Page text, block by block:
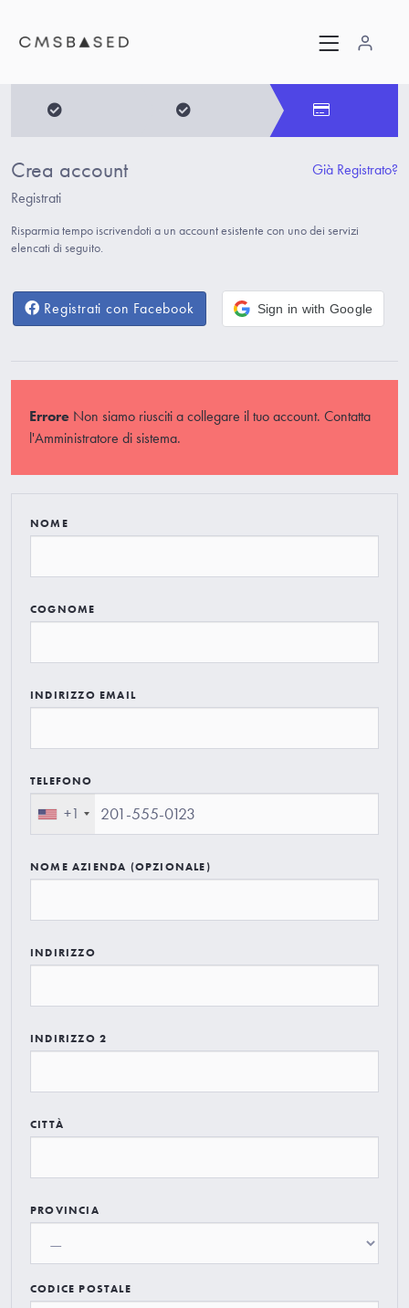
Crea account
Già Registrato?
Registrati
Risparmia tempo iscrivendoti a un account esistente con uno dei servizi
elencati di seguito.
Registrati con Facebook Sign in with Google
Errore Non siamo riusciti a collegare il tuo account. Contatta
l'Amministratore di sistema.
NOME
COGNOME
INDIRIZZO EMAIL
TELEFONO
+1
NOME AZIENDA (OPZIONALE)
INDIRIZZO
INDIRIZZO 2
CITTÀ
PROVINCIA
CODICE POSTALE